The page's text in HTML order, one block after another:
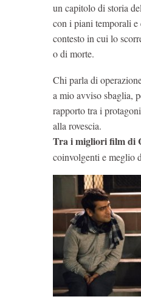
un capitolo di storia
con i piani temporali
contesto in cui lo
o di morte.
Chi parla di
a mio avviso sbaglia,
rapporto tra i
alla rovescia.
Tra i migliori film di
coinvolgenti e meglio